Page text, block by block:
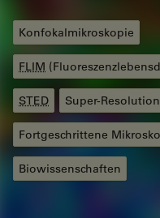
Konfokalmikroskopie
FLIM
STED Super-Resolution
Fortgeschrittene
Biowissenschaften